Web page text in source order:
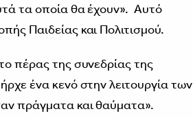
τα οποία θα έχουν». Αυτό
Παιδείας και Πολιτισμού.
πέρας της συνεδρίας της
ένα κενό στην λειτουργία των
πράγματα και θαύματα».